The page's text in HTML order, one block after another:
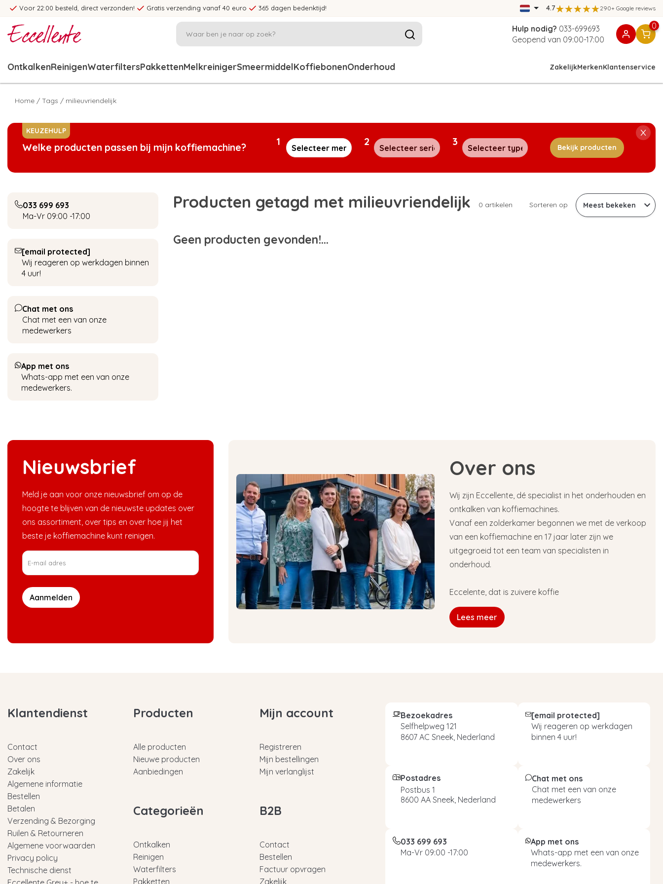
Voor 22:00 besteld, direct verzonden! Gratis verzending vanaf 40 euro 365 dagen bedenktijd! 4.7 290+ Google reviews
Hulp nodig? 033-699693
Geopend van 09:00-17:00
0
OntkalkenReinigenWaterfiltersPakkettenMelkreinigerSmeermiddelKoffiebonenOnderhoud ZakelijkMerkenKlantenservice
Home / Tags / milieuvriendelijk
KEUZEHULP
Welke producten passen bij mijn koffiemachine? 1 2 3 Bekijk producten
033 699 693
Ma-Vr 09:00 -17:00
[email protected]
Wij reageren op werkdagen binnen
4 uur!
Chat met ons
Chat met een van onze
medewerkers
App met ons
Whats-app met een van onze
medewerkers.
Producten getagd met milieuvriendelijk 0 artikelen Sorteren op
Geen producten gevonden!...
Nieuwsbrief
Meld je aan voor onze nieuwsbrief om op de
hoogte te blijven van de nieuwste updates over
ons assortiment, over tips en over hoe jij het
beste je koffiemachine kunt reinigen.
Aanmelden
Over ons
Wij zijn Eccellente, dé specialist in het onderhouden en
ontkalken van koffiemachines.
Vanaf een zolderkamer begonnen we met de verkoop
van een koffiemachine en 17 jaar later zijn we
uitgegroeid tot een team van specialisten in
onderhoud.
Eccelente, dat is zuivere koffie
Lees meer
Klantendienst
Contact
Over ons
Zakelijk
Algemene informatie
Bestellen
Betalen
Verzending & Bezorging
Ruilen & Retourneren
Algemene voorwaarden
Privacy policy
Technische dienst
Producten
Alle producten
Nieuwe producten
Aanbiedingen
Categorieën
Ontkalken
Reinigen
Waterfilters
Pakketten
Mijn account
Registreren
Mijn bestellingen
Mijn verlanglijst
B2B
Contact
Bestellen
Factuur opvragen
Zakelijk
Bezoekadres
Selfhelpweg 121
8607 AC Sneek, Nederland
[email protected]
Wij reageren op werkdagen
binnen 4 uur!
Postadres
Postbus 1
8600 AA Sneek, Nederland
Chat met ons
Chat met een van onze
medewerkers
033 699 693
Ma-Vr 09:00 -17:00
App met ons
Whats-app met een van onze
medewerkers.